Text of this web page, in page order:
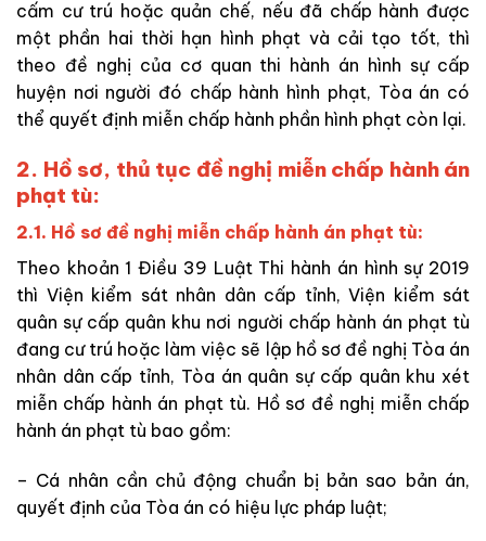
cấm cư trú hoặc quản chế, nếu đã chấp hành được
một phần hai thời hạn hình phạt và cải tạo tốt, thì
theo đề nghị của cơ quan thi hành án hình sự cấp
huyện nơi người đó chấp hành hình phạt, Tòa án có
thể quyết định miễn chấp hành phần hình phạt còn lại.
2. Hồ sơ, thủ tục đề nghị miễn chấp hành án
phạt tù:
2.1. Hồ sơ đề nghị miễn chấp hành án phạt tù:
Theo khoản 1 Điều 39 Luật Thi hành án hình sự 2019
thì Viện kiểm sát nhân dân cấp tỉnh, Viện kiểm sát
quân sự cấp quân khu nơi người chấp hành án phạt tù
đang cư trú hoặc làm việc sẽ lập hồ sơ đề nghị Tòa án
nhân dân cấp tỉnh, Tòa án quân sự cấp quân khu xét
miễn chấp hành án phạt tù. Hồ sơ đề nghị miễn chấp
hành án phạt tù bao gồm:
– Cá nhân cần chủ động chuẩn bị bản sao bản án,
quyết định của Tòa án có hiệu lực pháp luật;